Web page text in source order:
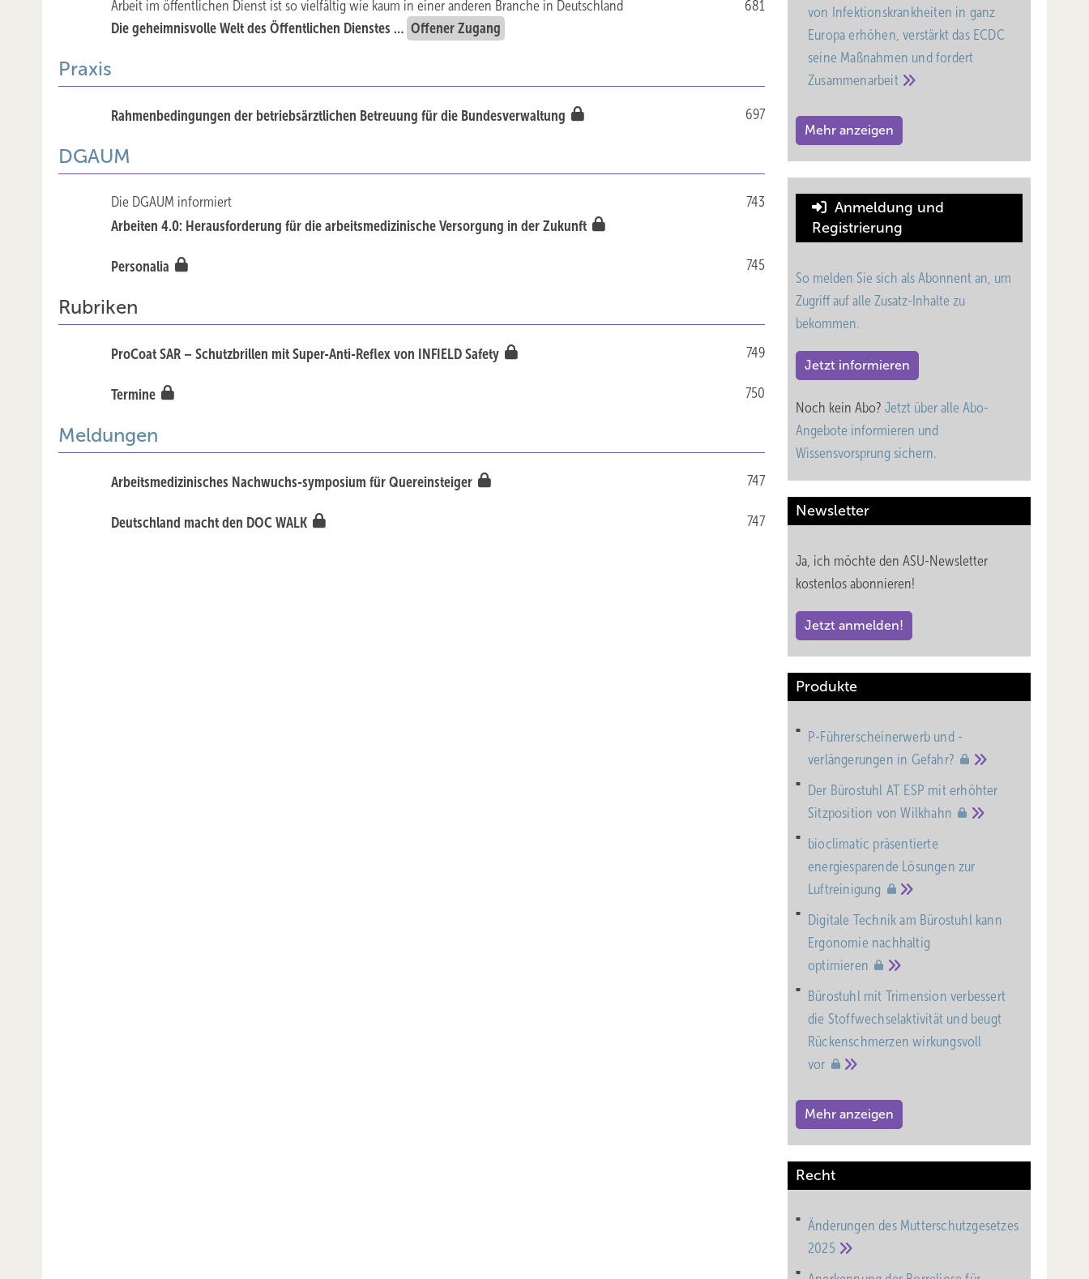
681
Arbeit im öffentlichen Dienst ist so vielfältig wie kaum in einer anderen Branche in Deutschland
Die geheimnisvolle Welt des Öffentlichen Dienstes … Offener Zugang
Praxis
697
Rahmenbedingungen der betriebsärztlichen Betreuung für die Bundesverwaltung
DGAUM
743
Die DGAUM informiert
Arbeiten 4.0: Herausforderung für die arbeitsmedizinische Versorgung in der Zukunft
745
Personalia
Rubriken
749
ProCoat SAR – Schutzbrillen mit Super-Anti-Reflex von INFIELD Safety
750
Termine
Meldungen
747
Arbeitsmedizinisches Nachwuchs-symposium für Quereinsteiger
747
Deutschland macht den DOC WALK
von Infektionskrankheiten in ganz
Europa erhöhen, verstärkt das ECDC
seine Maßnahmen und fordert
Zusammenarbeit
Mehr anzeigen
Anmeldung und
Registrierung
So melden Sie sich als Abonnent an, um
Zugriff auf alle Zusatz-Inhalte zu
bekommen.
Jetzt informieren
Noch kein Abo? Jetzt über alle Abo-
Angebote informieren und
Wissensvorsprung sichern.
Newsletter
Ja, ich möchte den ASU-Newsletter
kostenlos abonnieren!
Jetzt anmelden!
Produkte
P-Führerscheinerwerb und -
verlängerungen in Gefahr?
Der Bürostuhl AT ESP mit erhöhter
Sitzposition vonWilkhahn
bioclimatic präsentierte
energiesparende Lösungen zur
Luftreinigung
Digitale Technik am Bürostuhl kann
Ergonomie nachhaltig
optimieren
Bürostuhl mit Trimension verbessert
die Stoffwechselaktivität und beugt
Rückenschmerzen wirkungsvoll
vor
Mehr anzeigen
Recht
Änderungen des Mutterschutz­gesetzes
2025